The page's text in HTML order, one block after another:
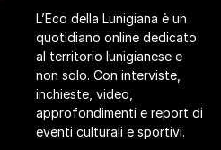
L’Eco della Lunigiana è un
quotidiano online dedicato
al territorio lunigianese e
non solo. Con interviste,
inchieste, video,
approfondimenti e report di
eventi culturali e sportivi.